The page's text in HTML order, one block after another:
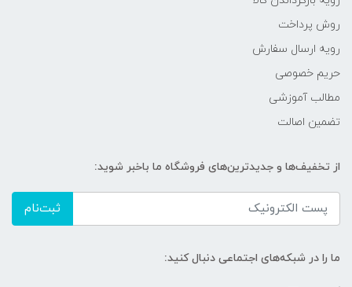
روش پرداخت
رویه ارسال سفارش
حریم خصوصی
مطالب آموزشی
تضمین اصالت
از تخفیف‌ها و جدیدترین‌های فروشگاه ما باخبر شوید:
ثبت‌نام
ما را در شبکه‌های اجتماعی دنبال کنید: